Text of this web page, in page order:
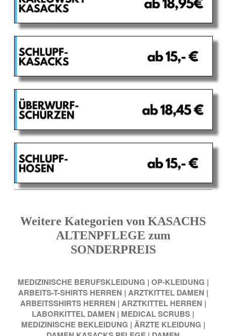
Weitere Kategorien von KASACHS
ALTENPFLEGE zum
SONDERPREIS
MEDIZINISCHE BERUFSKLEIDUNG | OP-KLEIDUNG |
ARBEITS-T-SHIRTS HERREN | ARZTKITTEL DAMEN |
ARBEITSSHIRTS HERREN | ARZTKITTEL HERREN |
LABORKITTEL DAMEN | MEDICAL SCRUBS |
MEDIZINISCHE BEKLEIDUNG | ÄRZTE KLEIDUNG |